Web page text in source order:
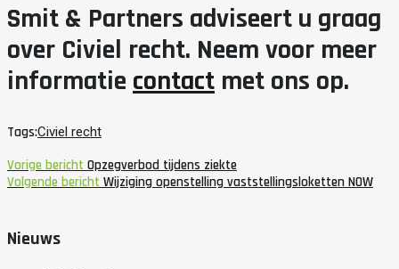
Smit & Partners adviseert u graag
over Civiel recht. Neem voor meer
informatie contact met ons op.
Tags:Civiel recht
Vorige bericht Opzegverbod tijdens ziekte
Volgende bericht Wijziging openstelling vaststellingsloketten NOW
Nieuws